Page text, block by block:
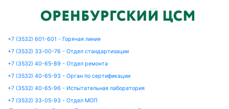
+7 (3532) 601-601 - Горячая линия
+7 (3532) 33-00-76 - Отдел стандартизации
+7 (3532) 40-65-89 - Отдел ремонта
+7 (3532) 40-65-93 - Орган по сертификации
+7 (3532) 40-65-96 - Испытательная лаборатория
+7 (3532) 33-05-93 - Отдел МОП